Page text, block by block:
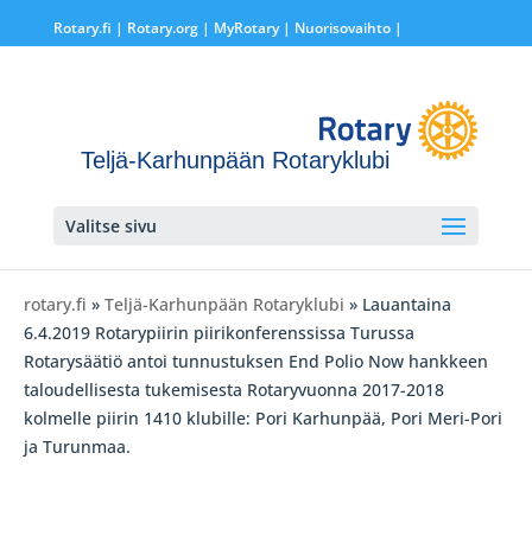
Rotary.fi | Rotary.org| MyRotary | Nuorisovaihto|
Teljä-Karhunpään Rotaryklubi
Valitse sivu
rotary.fi » Teljä-Karhunpään Rotaryklubi » Lauantaina
6.4.2019 Rotarypiirin piirikonferenssissa Turussa
Rotarysäätiö antoi tunnustuksen End Polio Now hankkeen
taloudellisesta tukemisesta Rotaryvuonna 2017-2018
kolmelle piirin 1410 klubille: Pori Karhunpää, Pori Meri-Pori
ja Turunmaa.